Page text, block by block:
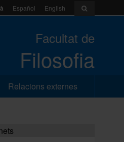
Español English
Facultat de
Filosofia
Relacions externes